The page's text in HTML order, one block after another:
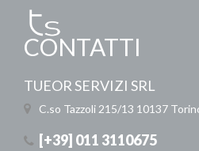
CONTATTI
TUEOR SERVIZI SRL
C.so Tazzoli 215/13 10137
[+39] 011 3110675